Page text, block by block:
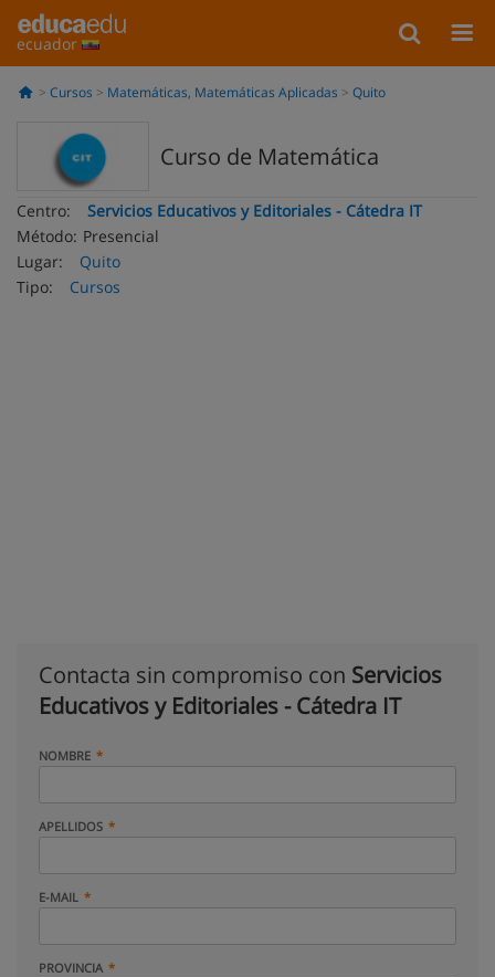
ecuador
Cursos Matemáticas, Matemáticas Aplicadas Quito
Curso de Matemática
Centro:
Servicios Educativos y Editoriales - Cátedra IT
Método: Presencial
Lugar:
Quito
Tipo:
Cursos
Contacta sin compromiso con Servicios
Educativos y Editoriales - Cátedra IT
NOMBRE
APELLIDOS
E-MAIL
PROVINCIA